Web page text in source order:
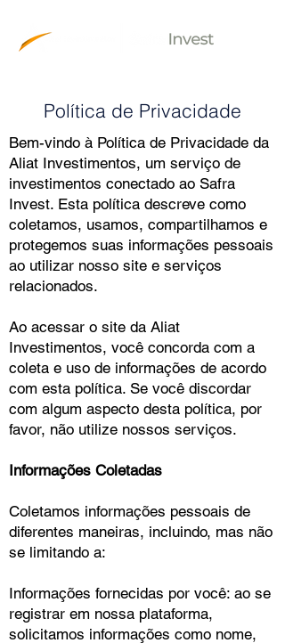
Política de Privacidade
Bem-vindo à Política de Privacidade da
Aliat Investimentos, um serviço de
investimentos conectado ao Safra
Invest. Esta política descreve como
coletamos, usamos, compartilhamos e
protegemos suas informações pessoais
ao utilizar nosso site e serviços
relacionados.
Ao acessar o site da Aliat
Investimentos, você concorda com a
coleta e uso de informações de acordo
com esta política. Se você discordar
com algum aspecto desta política, por
favor, não utilize nossos serviços.
Informações Coletadas
Coletamos informações pessoais de
diferentes maneiras, incluindo, mas não
se limitando a:
Informações fornecidas por você: ao se
registrar em nossa plataforma,
solicitamos informações como nome,